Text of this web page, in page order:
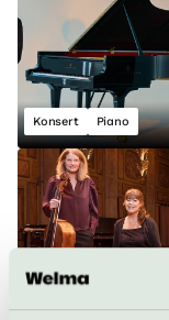
Konsert Piano
Matevenemang
Konsert